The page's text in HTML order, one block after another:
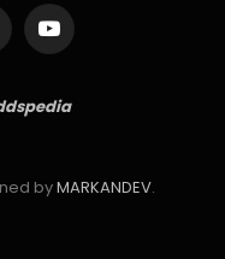
YouTube
byMARKANDEV.